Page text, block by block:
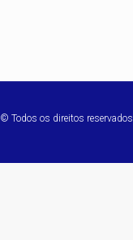
© Todos os direitos reservados